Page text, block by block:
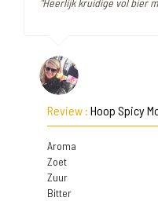
"Heerlijk kruidige vol bier
Review : Hoop Spicy
Aroma
Zoet
Zuur
Bitter